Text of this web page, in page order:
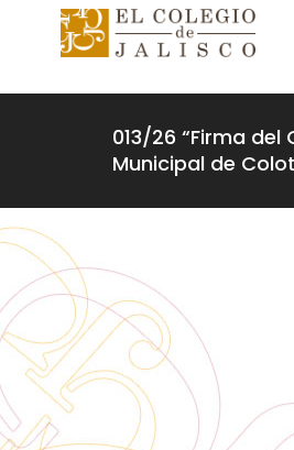
013/26 “Firma
Municipal de